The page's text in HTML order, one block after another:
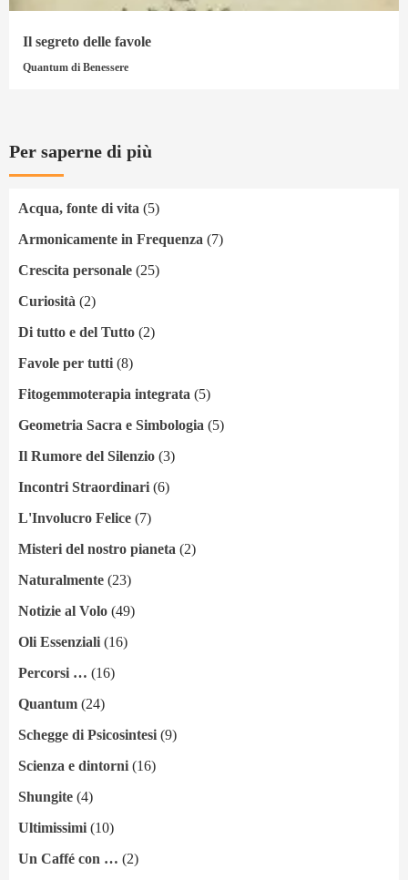
Il segreto delle favole
Quantum di Benessere
Per saperne di più
Acqua, fonte di vita (5)
Armonicamente in Frequenza (7)
Crescita personale (25)
Curiosità (2)
Di tutto e del Tutto (2)
Favole per tutti (8)
Fitogemmoterapia integrata (5)
Geometria Sacra e Simbologia (5)
Il Rumore del Silenzio (3)
Incontri Straordinari (6)
L'Involucro Felice (7)
Misteri del nostro pianeta (2)
Naturalmente (23)
Notizie al Volo (49)
Oli Essenziali (16)
Percorsi … (16)
Quantum (24)
Schegge di Psicosintesi (9)
Scienza e dintorni (16)
Shungite (4)
Ultimissimi (10)
Un Caffé con … (2)